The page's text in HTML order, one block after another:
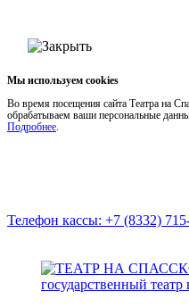
Мы используем cookies
Во время посещения сайта Театра на
обрабатываем ваши персональные
Подробнее.
Телефон кассы: +7 (8332)